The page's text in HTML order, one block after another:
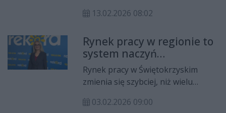
rozmowie o to, jak sprawdza się
zestawieniu z silnymi mrozami.
Poruszono bardzo ważny temat
Siarkopolu Grzybów, gdzie kończą
się złoża siarki, a Grupa Azoty nie
ujęła zakładów spod Staszowa w
planie kapitałowym. Na koniec
13.02.2026 08:02
Rynek pracy w regionie to
system naczyń
połączonych. Aleksandra
Marcinkowska w Porannej
Rozmowie Radia Rekord
Rynek pracy w Świętokrzyskim
zmienia się szybciej, niż wielu
tym, kto dziś wygrywa, kto zostaje
03.02.2026 09:00